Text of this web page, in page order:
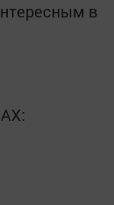
в